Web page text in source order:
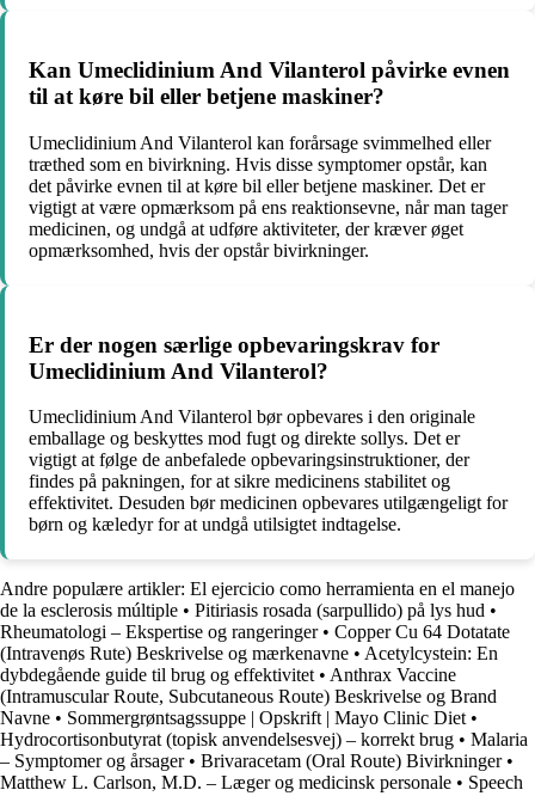
Kan Umeclidinium And Vilanterol påvirke evnen
til at køre bil eller betjene maskiner?
Umeclidinium And Vilanterol kan forårsage svimmelhed eller
træthed som en bivirkning. Hvis disse symptomer opstår, kan
det påvirke evnen til at køre bil eller betjene maskiner. Det er
vigtigt at være opmærksom på ens reaktionsevne, når man tager
medicinen, og undgå at udføre aktiviteter, der kræver øget
opmærksomhed, hvis der opstår bivirkninger.
Er der nogen særlige opbevaringskrav for
Umeclidinium And Vilanterol?
Umeclidinium And Vilanterol bør opbevares i den originale
emballage og beskyttes mod fugt og direkte sollys. Det er
vigtigt at følge de anbefalede opbevaringsinstruktioner, der
findes på pakningen, for at sikre medicinens stabilitet og
effektivitet. Desuden bør medicinen opbevares utilgængeligt for
børn og kæledyr for at undgå utilsigtet indtagelse.
Andre populære artikler: El ejercicio como herramienta en el manejo
de la esclerosis múltiple • Pitiriasis rosada (sarpullido) på lys hud •
Rheumatologi – Ekspertise og rangeringer• Copper Cu 64 Dotatate
(Intravenøs Rute) Beskrivelse og mærkenavne • Acetylcystein: En
dybdegående guide til brug og effektivitet • Anthrax Vaccine
(Intramuscular Route, Subcutaneous Route) Beskrivelse og Brand
Navne • Sommergrøntsagssuppe | Opskrift | Mayo Clinic Diet •
Hydrocortisonbutyrat (topisk anvendelsesvej) – korrekt brug • Malaria
– Symptomer og årsager• Brivaracetam (Oral Route) Bivirkninger•
Matthew L. Carlson, M.D. – Læger og medicinsk personale • Speech